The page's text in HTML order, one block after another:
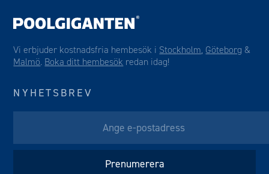
Vi erbjuder kostnadsfria hembesök i Stockholm, Göteborg &
Malmö. Boka ditt hembesök redan idag!
NYHETSBREV